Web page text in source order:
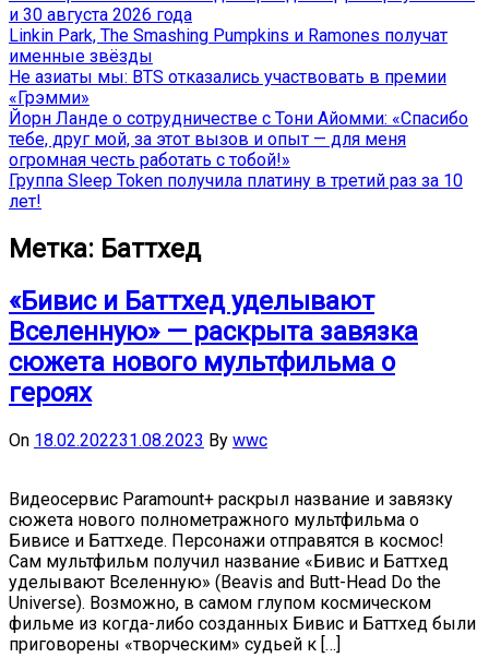
и 30 августа 2026 года
Linkin Park, The Smashing Pumpkins и Ramones получат
именные звёзды
Не азиаты мы: BTS отказались участвовать в премии
«Грэмми»
Йорн Ланде о сотрудничестве с Тони Айомми: «Спасибо
тебе, друг мой, за этот вызов и опыт — для меня
огромная честь работать с тобой!»
Группа Sleep Token получила платину в третий раз за 10
лет!
Метка: Баттхед
«Бивис и Баттхед уделывают
Вселенную» — раскрыта завязка
сюжета нового мультфильма о
героях
On 18.02.202231.08.2023 By wwc
Видеосервис Paramount+ раскрыл название и завязку
сюжета нового полнометражного мультфильма о
Бивисе и Баттхеде. Персонажи отправятся в космос!
Сам мультфильм получил название «Бивис и Баттхед
уделывают Вселенную» (Beavis and Butt-Head Do the
Universe). Возможно, в самом глупом космическом
фильме из когда-либо созданных Бивис и Баттхед были
приговорены «творческим» судьей к […]